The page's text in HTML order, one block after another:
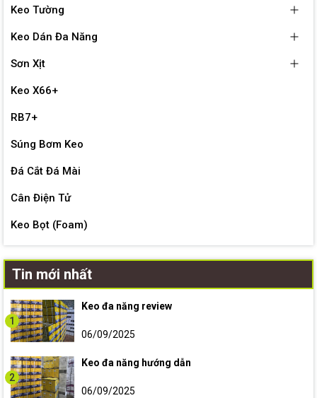
Keo Tường
Keo Dán Đa Năng
Sơn Xịt
Keo X66+
RB7+
Súng Bơm Keo
Đá Cắt Đá Mài
Cân Điện Tử
Keo Bọt (Foam)
Tin mới nhất
1
Keo đa năng review
06/09/2025
2
Keo đa năng hướng dẫn
06/09/2025